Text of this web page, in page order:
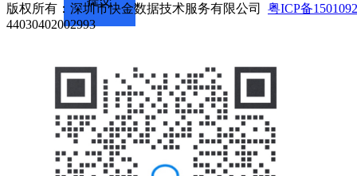
版权所有：深圳市快金数据技术服务有限公司 粤ICP备
44030402002993